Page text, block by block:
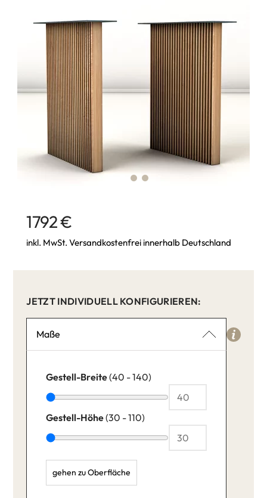
1792 €
inkl. MwSt. Versandkostenfrei innerhalb Deutschland
JETZT INDIVIDUELL KONFIGURIEREN:
Maße
Gestell-Breite(40 - 140)
Gestell-Höhe(30 - 110)
gehen zu Oberfläche